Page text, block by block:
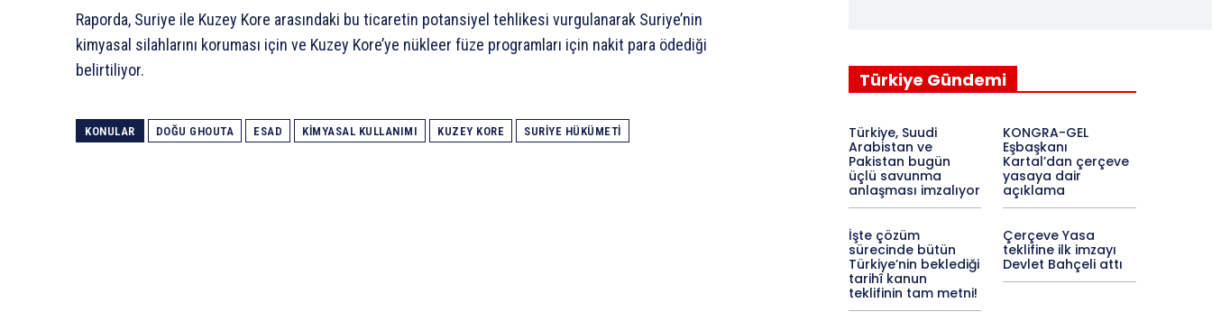
Raporda, Suriye ile Kuzey Kore arasındaki bu ticaretin potansiyel tehlikesi vurgulanarak Suriye’nin
kimyasal silahlarını koruması için ve Kuzey Kore’ye nükleer füze programları için nakit para ödediği
belirtiliyor.
KONULAR DOĞU GHOUTA ESAD KIMYASAL KULLANIMI KUZEY KORE SURIYE HÜKÜMETI
Türkiye Gündemi
Türkiye, Suudi
Arabistan ve
Pakistan bugün
üçlü savunma
anlaşması imzalıyor
KONGRA-GEL
Eşbaşkanı
Kartal’dan çerçeve
yasaya dair
açıklama
İşte çözüm
sürecinde bütün
Türkiye’nin beklediği
tarihî kanun
teklifinin tam metni!
Çerçeve Yasa
teklifine ilk imzayı
Devlet Bahçeli attı